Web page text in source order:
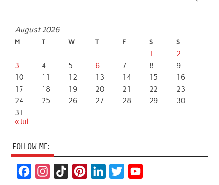
August 2026
M T W T F S S
1
2
3
4 5 6 7 8
9
10
11 12 13 14 15
16
17
18 19 20 21 22
23
24
25 26 27 28 29
30
31
« Jul
FOLLOW ME: